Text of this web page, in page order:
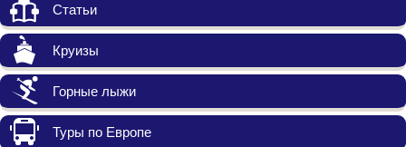
Статьи
Круизы
Горные лыжи
Туры по Европе